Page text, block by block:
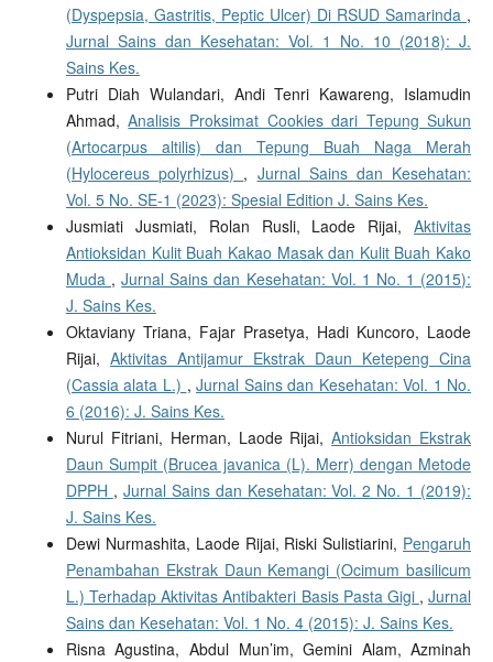
(Dyspepsia, Gastritis, Peptic Ulcer) Di RSUD Samarinda ,
Jurnal Sains dan Kesehatan: Vol. 1 No. 10 (2018): J.
Sains Kes.
Putri Diah Wulandari, Andi Tenri Kawareng, Islamudin
Ahmad,Analisis Proksimat Cookies dari Tepung Sukun
(Artocarpus altilis) dan Tepung Buah Naga Merah
(Hylocereus polyrhizus) , Jurnal Sains dan Kesehatan:
Vol. 5 No. SE-1 (2023): Spesial Edition J. Sains Kes.
Jusmiati Jusmiati, Rolan Rusli, Laode Rijai,Aktivitas
Antioksidan Kulit Buah Kakao Masak dan Kulit Buah Kako
Muda ,Jurnal Sains dan Kesehatan: Vol. 1 No. 1 (2015):
J. Sains Kes.
Oktaviany Triana, Fajar Prasetya, Hadi Kuncoro, Laode
Rijai, Aktivitas Antijamur Ekstrak Daun Ketepeng Cina
(Cassia alata L.) ,Jurnal Sains dan Kesehatan: Vol. 1 No.
6 (2016): J. Sains Kes.
Nurul Fitriani, Herman, Laode Rijai,Antioksidan Ekstrak
Daun Sumpit (Brucea javanica (L). Merr) dengan Metode
DPPH , Jurnal Sains dan Kesehatan: Vol. 2 No. 1 (2019):
J. Sains Kes.
Dewi Nurmashita, Laode Rijai, Riski Sulistiarini, Pengaruh
Penambahan Ekstrak Daun Kemangi (Ocimum basilicum
L.) Terhadap Aktivitas Antibakteri Basis Pasta Gigi ,Jurnal
Sains dan Kesehatan: Vol. 1 No. 4 (2015): J. Sains Kes.
Risna Agustina, Abdul Mun’im, Gemini Alam, Azminah